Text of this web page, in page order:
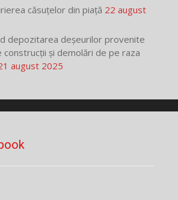
căsuțelor din piață 22 august
depozitarea deșeurilor provenite
construcții și demolări de pe raza
august 2025